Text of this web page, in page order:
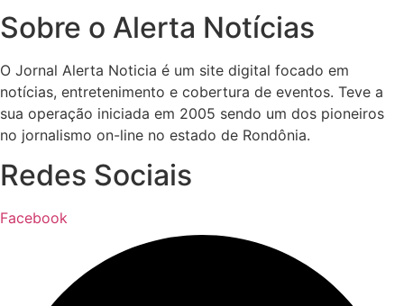
Sobre o Alerta Notícias
O Jornal Alerta Noticia é um site digital focado em
notícias, entretenimento e cobertura de eventos. Teve a
sua operação iniciada em 2005 sendo um dos pioneiros
no jornalismo on-line no estado de Rondônia.
Redes Sociais
Facebook